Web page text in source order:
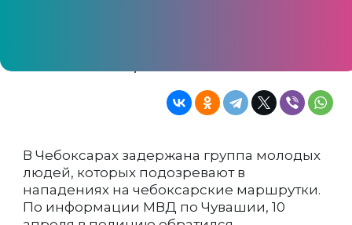
В Чебоксарах задержана группа молодых
людей, которых подозревают в
нападениях на чебоксарские маршрутки.
По информации МВД по Чувашии, 10